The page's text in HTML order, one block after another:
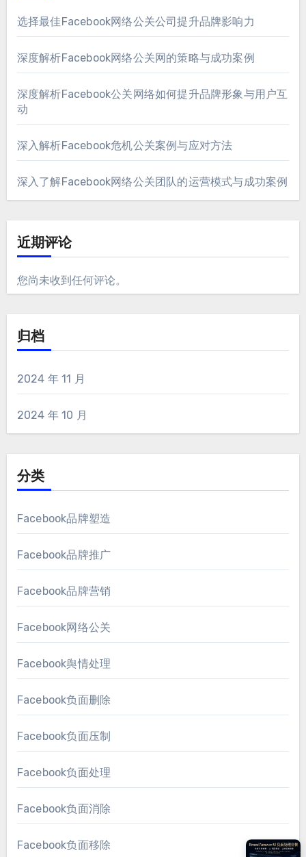
选择最佳Facebook网络公关公司提升品牌影响力
深度解析Facebook网络公关网的策略与成功案例
深度解析Facebook公关网络如何提升品牌形象与用户互
动
深入解析Facebook危机公关案例与应对方法
深入了解Facebook网络公关团队的运营模式与成功案例
近期评论
您尚未收到任何评论。
归档
2024 年 11 月
2024 年 10 月
分类
Facebook品牌塑造
Facebook品牌推广
Facebook品牌营销
Facebook网络公关
Facebook舆情处理
Facebook负面删除
Facebook负面压制
Facebook负面处理
Facebook负面消除
Facebook负面移除